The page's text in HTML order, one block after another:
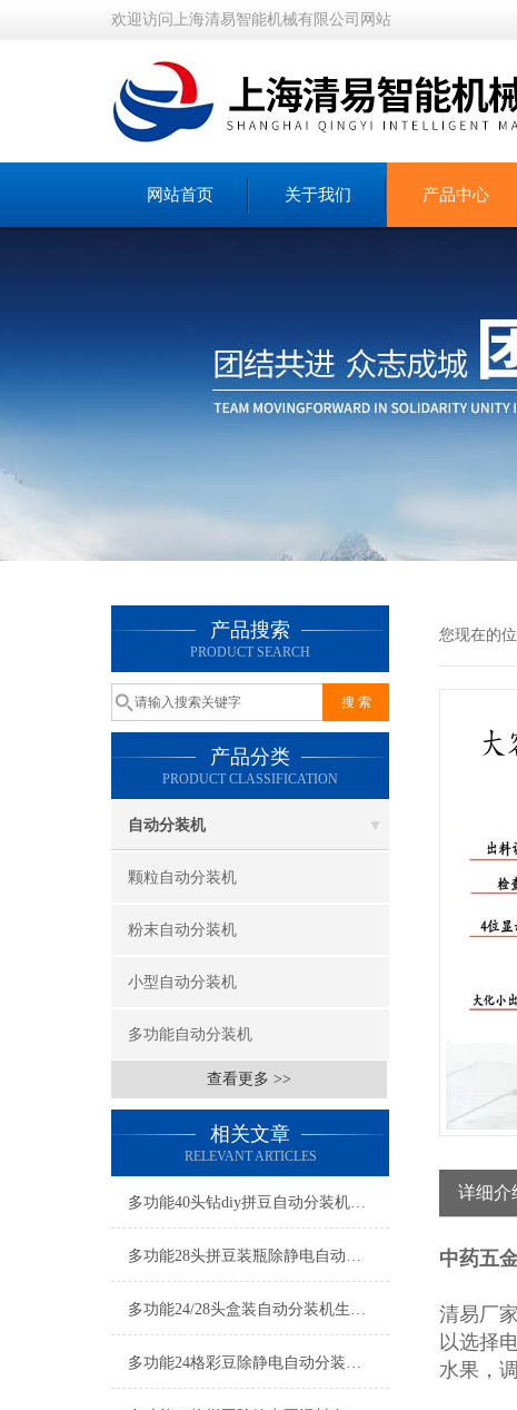
欢迎访问上海清易智能机械有限公司网站
网站首页 关于我们 产品中心
产品搜索
PRODUCT SEARCH
产品分类
PRODUCT CLASSIFICATION
自动分装机
颗粒自动分装机
粉末自动分装机
小型自动分装机
多功能自动分装机
查看更多 >>
相关文章
RELEVANT ARTICLES
多功能40头钻diy拼豆自动分装机生产厂家
多功能28头拼豆装瓶除静电自动分装机厂家
多功能24/28头盒装自动分装机生产厂家
多功能24格彩豆除静电自动分装机按需定制
您现在的位
详细介
中药五
清易厂
以选择
水果，